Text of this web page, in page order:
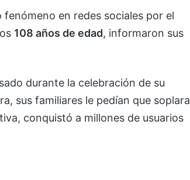
fenómeno en redes sociales por el
108 años de edad, informaron sus
durante la celebración de su
sus familiares le pedían que soplara
conquistó a millones de usuarios